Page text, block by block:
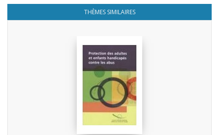
THÈMES SIMILAIRES